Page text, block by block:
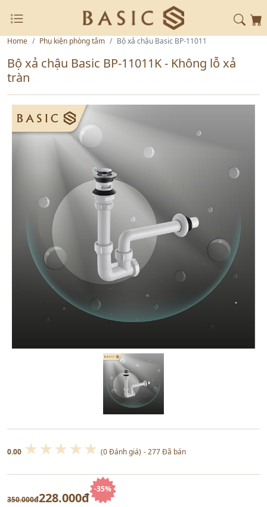
Home Phụ kiện phòng tắm Bộ xả chậu Basic BP-11011
Bộ xả chậu Basic BP-11011K - Không lỗ xả
tràn
0.00 ★★★★★ (0 Đánh giá) - 277 Đã bán
350.000đ228.000đ
-35%